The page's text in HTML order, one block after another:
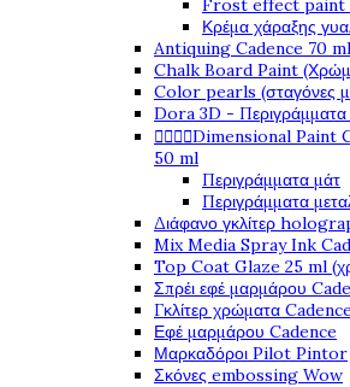
Frost effect paint
Κρέμα χάραξης
Antiquing Cadence 70
Chalk Board Paint
Color pearls (σταγόνες
Dora 3D -
   Dimensional Paint
50 ml
Περιγράμματα μάτ
Περιγράμματα
Διάφανο γκλίτερ
Mix Media Spray Ink
Top Coat Glaze 25 ml
Σπρέι εφέ μαρμάρου
Γκλίτερ χρώματα
Εφέ μαρμάρου Cadence
Μαρκαδόροι Pilot Pintor
Σκόνες embossing Wow